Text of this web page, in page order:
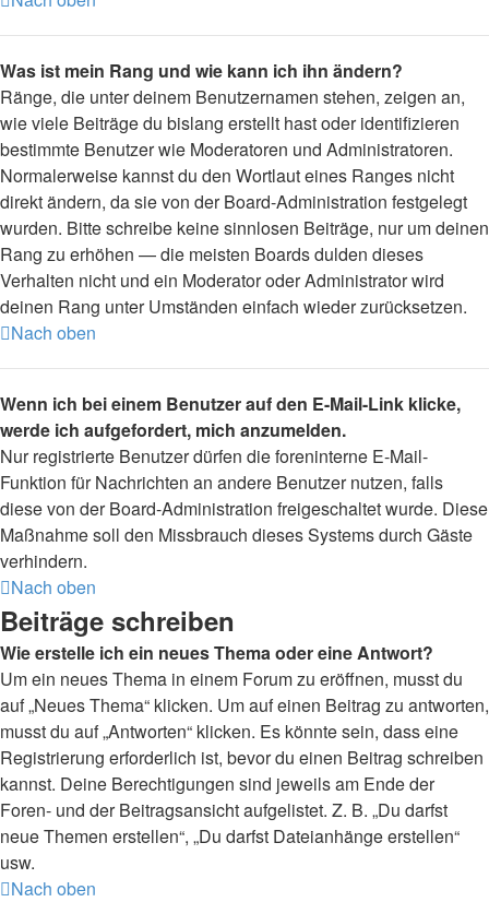
Was ist mein Rang und wie kann ich ihn ändern?
Ränge, die unter deinem Benutzernamen stehen, zeigen an,
wie viele Beiträge du bislang erstellt hast oder identifizieren
bestimmte Benutzer wie Moderatoren und Administratoren.
Normalerweise kannst du den Wortlaut eines Ranges nicht
direkt ändern, da sie von der Board-Administration festgelegt
wurden. Bitte schreibe keine sinnlosen Beiträge, nur um deinen
Rang zu erhöhen — die meisten Boards dulden dieses
Verhalten nicht und ein Moderator oder Administrator wird
deinen Rang unter Umständen einfach wieder zurücksetzen.
Nach oben
Wenn ich bei einem Benutzer auf den E-Mail-Link klicke,
werde ich aufgefordert, mich anzumelden.
Nur registrierte Benutzer dürfen die foreninterne E-Mail-
Funktion für Nachrichten an andere Benutzer nutzen, falls
diese von der Board-Administration freigeschaltet wurde. Diese
Maßnahme soll den Missbrauch dieses Systems durch Gäste
verhindern.
Nach oben
Beiträge schreiben
Wie erstelle ich ein neues Thema oder eine Antwort?
Um ein neues Thema in einem Forum zu eröffnen, musst du
auf „Neues Thema“ klicken. Um auf einen Beitrag zu antworten,
musst du auf „Antworten“ klicken. Es könnte sein, dass eine
Registrierung erforderlich ist, bevor du einen Beitrag schreiben
kannst. Deine Berechtigungen sind jeweils am Ende der
Foren- und der Beitragsansicht aufgelistet. Z. B. „Du darfst
neue Themen erstellen“, „Du darfst Dateianhänge erstellen“
usw.
Nach oben